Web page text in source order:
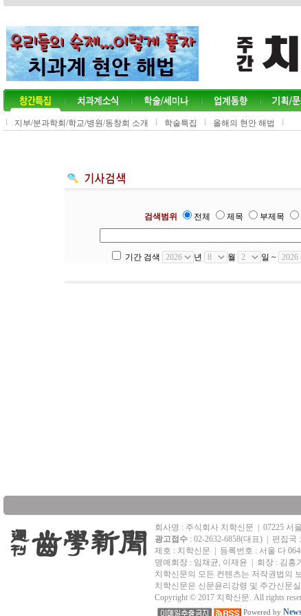
l 지부/분과학회/학교/병원/동창회 소개 l 학술특집 l 올해의 현안 해법 l
검색범위 전체 제목 부제목
기간 검색 년 월 일 ~
회사명 : 주식회사 치학신문
07225 서
광고접수 : 02-2632-6858(대표) 편집국
제호 : 치학신문
등록번호 : 서울 다
명예회장 : 임채균, 이재윤 | 회장 : 김홍기
치학신문의 모든 컨텐츠는 저작권법의
치학신문은 신문윤리강령 및 주간신문
Copyright © 2017 치학신문. All rights
Powered by